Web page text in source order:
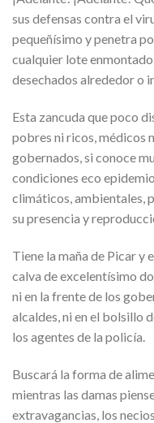
sus defensas contra el
pequeñísimo y penetra
cualquier lote
desechados alrededor o
Esta zancuda que poco
pobres ni ricos, médicos
gobernados, si conoce
condiciones eco
climáticos, ambientales,
su presencia y
Tiene la maña de Picar y
calva de excelentísimo
ni en la frente de los
alcaldes, ni en el bolsillo
los agentes de la policía.
Buscará la forma de
mientras las damas
extravagancias, los